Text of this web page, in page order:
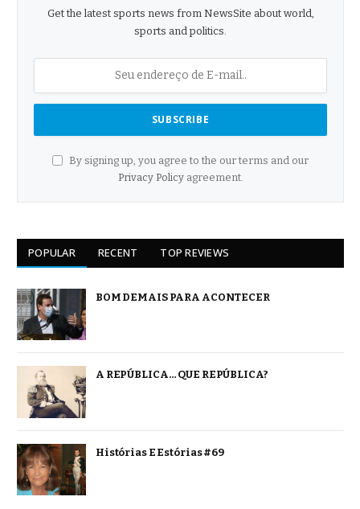
Get the latest sports news from NewsSite about world,
sports and politics.
By signing up, you agree to the our terms and our
Privacy Policyagreement.
POPULAR RECENT TOP REVIEWS
BOM DEMAIS PARA ACONTECER
A REPÚBLICA… QUE REPÚBLICA?
Histórias E Estórias #69